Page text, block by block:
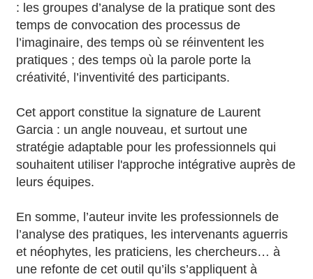
: les groupes d’analyse de la pratique sont des
temps de convocation des processus de
l’imaginaire, des temps où se réinventent les
pratiques ; des temps où la parole porte la
créativité, l’inventivité des participants.
Cet apport constitue la signature de Laurent
Garcia : un angle nouveau, et surtout une
stratégie adaptable pour les professionnels qui
souhaitent utiliser l'approche intégrative auprès de
leurs équipes.
En somme, l’auteur invite les professionnels de
l’analyse des pratiques, les intervenants aguerris
et néophytes, les praticiens, les chercheurs… à
une refonte de cet outil qu’ils s’appliquent à